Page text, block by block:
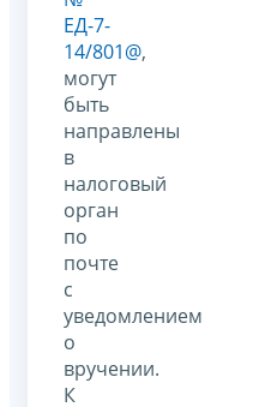
ЕД-7-
14/801@,
могут
быть
направлены
в
налоговый
орган
по
почте
с
уведомлением
о
вручении.
К